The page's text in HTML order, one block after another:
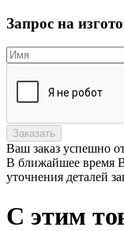
Запрос на
Заказать
Ваш заказ успешно
В ближайшее время
уточнения деталей
С этим